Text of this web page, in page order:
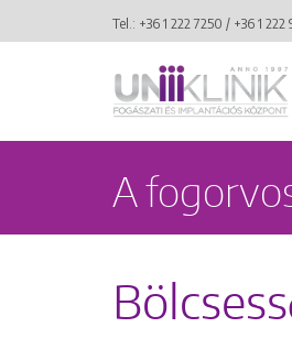
Tel.: +36 1 222 7250 / +36 1 222
A